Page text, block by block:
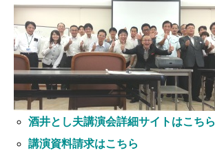
酒井とし夫講演会詳細サイトはこちら
講演資料請求はこちら